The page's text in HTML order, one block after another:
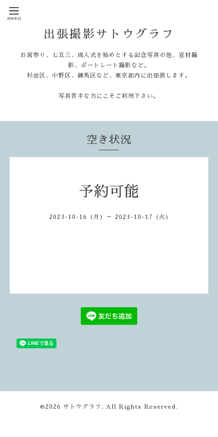
出張撮影サトウグラフ
お宮参り、七五三、成人式を始めとする記念写真の他、宣材撮
影、ポートレート撮影など。
杉並区、中野区、練馬区など、東京都内に出張致します。
写真苦手な方にこそご利用下さい。
空き状況
予約可能
2023-10-16 (月) ～ 2023-10-17 (火)
©2026 サトウグラフ . All Rights Reserved.